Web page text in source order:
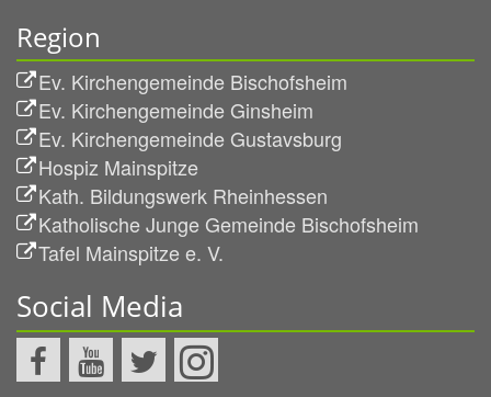
Region
Ev. Kirchengemeinde Bischofsheim
Ev. Kirchengemeinde Ginsheim
Ev. Kirchengemeinde Gustavsburg
Hospiz Mainspitze
Kath. Bildungswerk Rheinhessen
Katholische Junge Gemeinde Bischofsheim
Tafel Mainspitze e. V.
Social Media